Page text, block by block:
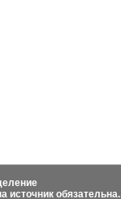
источник обязательна.